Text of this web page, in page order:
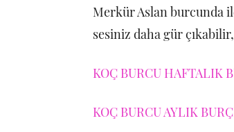
Merkür Aslan burcunda
sesiniz daha gür
KOÇ BURCU HAFTALIK
KOÇ BURCU AYLIK